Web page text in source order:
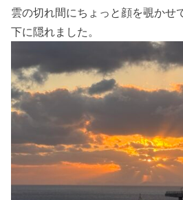
雲の切れ間にちょっと顔を覗かせ
下に隠れました。